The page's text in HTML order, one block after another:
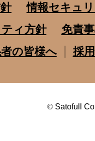
情報セキュ
ィ方針
免責
の皆様へ
採
© Satofull